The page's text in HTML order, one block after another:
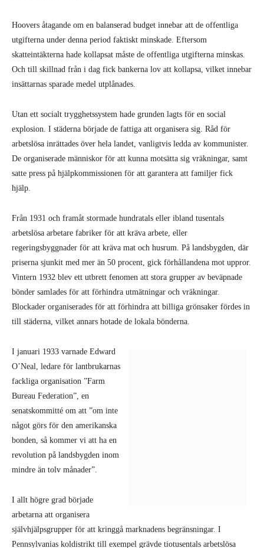
Hoovers åtagande om en balanserad budget innebar att de offentliga
utgifterna under denna period faktiskt minskade. Eftersom
skatteintäkterna hade kollapsat måste de offentliga utgifterna minskas.
Och till skillnad från i dag fick bankerna lov att kollapsa, vilket innebar
insättarnas sparade medel utplånades.
Utan ett socialt trygghetssystem hade grunden lagts för en social
explosion. I städerna började de fattiga att organisera sig. Råd för
arbetslösa inrättades över hela landet, vanligtvis ledda av kommunister.
De organiserade människor för att kunna motsätta sig vräkningar, samt
satte press på hjälpkommissionen för att garantera att familjer fick
hjälp.
Från 1931 och framåt stormade hundratals eller ibland tusentals
arbetslösa arbetare fabriker för att kräva arbete, eller
regeringsbyggnader för att kräva mat och husrum. På landsbygden, där
priserna sjunkit med mer än 50 procent, gick förhållandena mot uppror.
Vintern 1932 blev ett utbrett fenomen att stora grupper av beväpnade
bönder samlades för att förhindra utmätningar och vräkningar.
Blockader organiserades för att förhindra att billiga grönsaker fördes in
till städerna, vilket annars hotade de lokala bönderna.
I januari 1933 varnade Edward
O’Neal, ledare för lantbrukarnas
fackliga organisation ”Farm
Bureau Federation”, en
senatskommitté om att ”om inte
något görs för den amerikanska
bonden, så kommer vi att ha en
revolution på landsbygden inom
mindre än tolv månader”.
I allt högre grad började
arbetarna att organisera
självhjälpsgrupper för att kringgå marknadens begränsningar. I
Pennsylvanias koldistrikt till exempel grävde tiotusentals arbetslösa